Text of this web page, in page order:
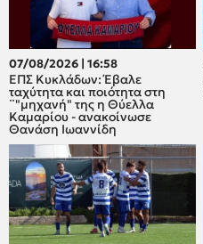
07/08/2026 | 16:58
ΕΠΣ Κυκλάδων: Έβαλε
ταχύτητα και ποιότητα στη
¨"μηχανή" της η Θύελλα
Καμαρίου - ανακοίνωσε
Θανάση Ιωαννίδη